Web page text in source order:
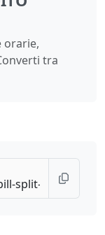
orarie,
tra